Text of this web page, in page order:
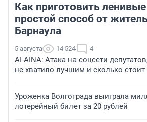
Как приготовить
простой способ от
Барнаула
5 августа 14 524 4
AI-AINA: Атака на соцсети
не хватило лучшим и сколько стоит
Уроженка Волгограда выиграла
лотерейный билет за 20 рублей